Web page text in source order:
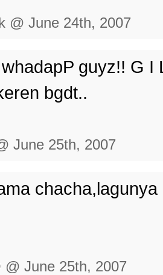
@ June 24th, 2007
guyz!! G I
bgdt..
June 25th, 2007
@ June 25th, 2007